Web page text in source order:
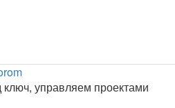
управляем проектами